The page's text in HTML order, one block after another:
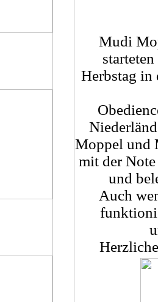
Mudi
Herbstag in
Moppel und
mit der
und
Auch